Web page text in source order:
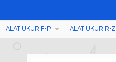
ALAT UKUR F-P ALAT UKUR R-Z